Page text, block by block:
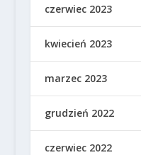
czerwiec 2023
kwiecień 2023
marzec 2023
grudzień 2022
czerwiec 2022